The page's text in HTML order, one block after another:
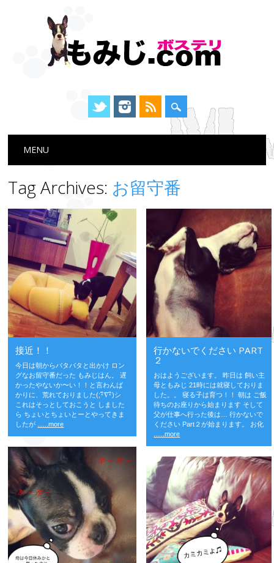
Main menu
MENU
Tag Archives: お留守番
接近！！
今日は朝からバタバタと出かけ ロン
グなお留守番だった もみじはん。 遅
かったやないか〜い！！と言わんば
かりに、荒れておりました(;･ิ∇･ิ)シ
これはそっとしておこうと しました
ら ちょいとちょいとーとやってきま
したが
......more
行かないでください PART
２
おはようございます。 昨日は 飼い主
母ともみじ 21時には就寝しておりま
した。。 寝る子は育つ！！ 朝は ご飯
待ちのお座りから始まります そして
父が仕事へ行った後は… 行かないで
ください Part２が始まります。 お化
......more